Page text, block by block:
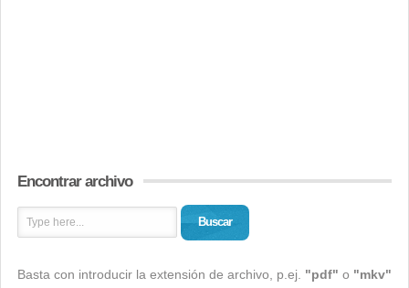
Encontrar archivo
Buscar
Basta con introducir la extensión de archivo, p.ej. "pdf" o "mkv"